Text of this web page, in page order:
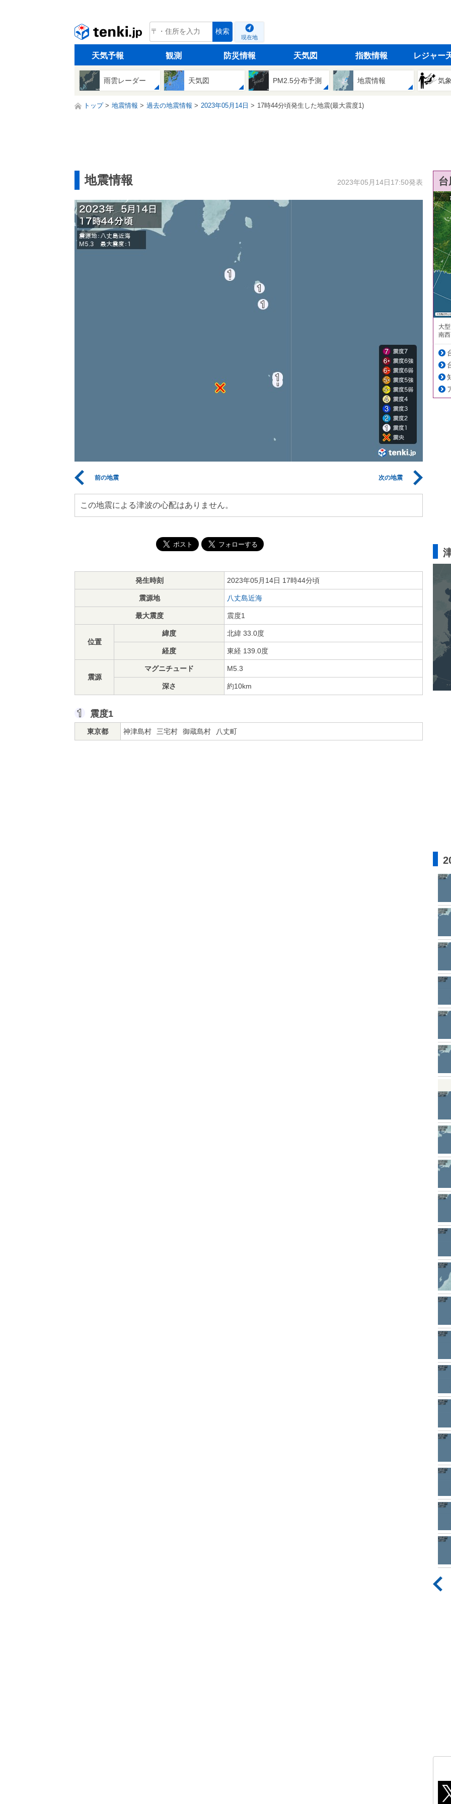
tenki.jp 検索
現在地
天気予報 観測 防災情報 天気図 指数情報 レジャー
雨雲レーダー 天気図 PM2.5分布予測 地震情報 気
トップ 地震情報 過去の地震情報 2023年05月14日 17時44分頃発生した地震(最大震度1)
地震情報 2023年05月14日17:50発表
前の地震 次の地震
この地震による津波の心配はありません。
発生時刻 2023年05月14日 17時44分頃
震源地 八丈島近海
最大震度 震度1
位置
緯度 北緯 33.0度
経度 東経 139.0度
震源
マグニチュード M5.3
深さ 約10km
震度1
東京都 神津島村 三宅村 御蔵島村 八丈町
大
南